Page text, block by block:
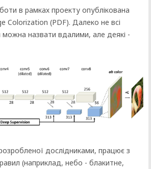
в рамках проекту опублікована
Colorization (PDF). Далеко не всі
можна назвати вдалими, але деякі -
дослідниками, працює з
(наприклад, небо - блакитне,